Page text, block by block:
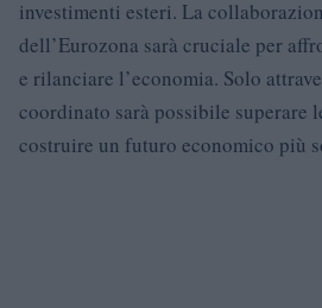
investimenti esteri. La
dell’Eurozona sarà cruciale per
e rilanciare l’economia. Solo
coordinato sarà possibile superare
costruire un futuro economico più